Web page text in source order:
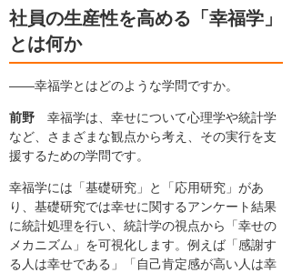
社員の生産性を高める「幸福学」
とは何か
――幸福学とはどのような学問ですか。
前野 幸福学は、幸せについて心理学や統計学
など、さまざまな観点から考え、その実行を支
援するための学問です。
幸福学には「基礎研究」と「応用研究」があ
り、基礎研究では幸せに関するアンケート結果
に統計処理を行い、統計学の視点から「幸せの
メカニズム」を可視化します。例えば「感謝す
る人は幸せである」「自己肯定感が高い人は幸